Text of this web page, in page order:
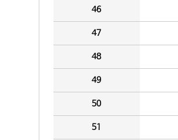
46
47
48
49
50
51